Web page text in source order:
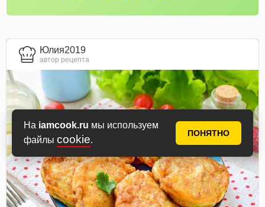
На iamcook.ru мы используем
файлы cookie.
ПОНЯТНО
Юлия2019
автор рецепта